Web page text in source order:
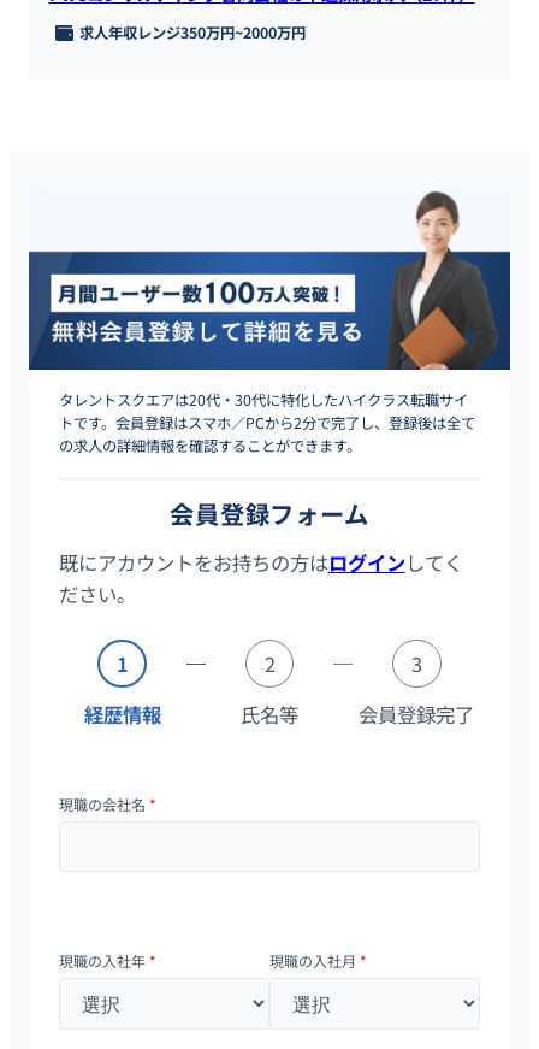
求人年収レンジ350万円~2000万円
タレントスクエアは20代・30代に特化したハイクラス転職サイ
トです。会員登録はスマホ／PCから2分で完了し、登録後は全て
の求人の詳細情報を確認することができます。
会員登録フォーム
既にアカウントをお持ちの方はログインしてく
ださい。
1
経歴情報
2
氏名等
3
会員登録完了
現職の会社名 *
現職の入社年 * 現職の入社月 *